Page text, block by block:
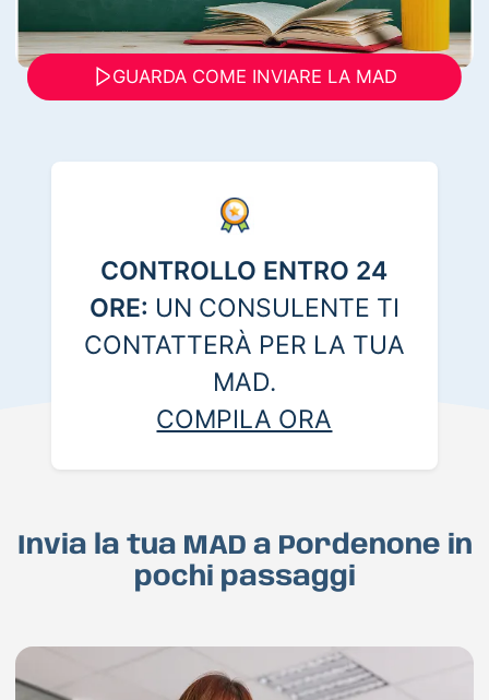
GUARDA COME INVIARE LA MAD
CONTROLLO ENTRO 24
ORE: UN CONSULENTE TI
CONTATTERÀ PER LA TUA
MAD.
COMPILA ORA
Invia la tua MAD a Pordenone in
pochi passaggi